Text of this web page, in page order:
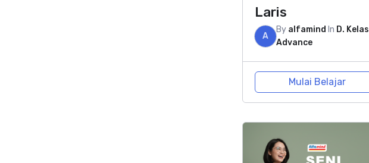
Laris
A
By alfamind In D. Kelas
Advance
Mulai Belajar